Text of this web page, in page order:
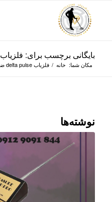
بایگانی برچسب برای: فلزیاب delta pulse ضد زلزله
مکان شما: خانه / فلزیاب delta pulse ضد زلزله
نوشته‌ها